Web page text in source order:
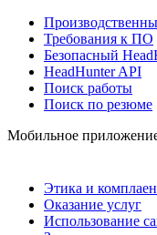
Требования к ПО
Безопасный
HeadHunter API
Поиск работы
Поиск по резюме
Мобильное
Этика и
Оказание услуг
Использование